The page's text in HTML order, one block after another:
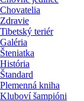
Chovatelia
Zdravie
Tibetský teriér
Galéria
Šteniatka
História
Štandard
Plemenná kniha
Kluboví šampióni